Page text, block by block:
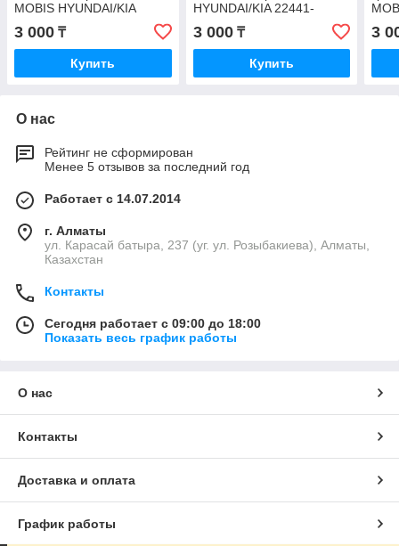
MOBIS HYUNDAI/KIA
22441-2B002
3 000 ₸
Купить
HYUNDAI/KIA 22441-
3 000₸
Купить
3
О нас
Рейтинг не сформирован
Менее 5 отзывов за последний год
Работает с 14.07.2014
г. Алматы
ул. Карасай батыра, 237 (уг. ул. Розыбакиева), Алматы,
Казахстан
Контакты
Сегодня работает с 09:00 до 18:00
Показать весь график работы
О нас
Контакты
Доставка и оплата
График работы